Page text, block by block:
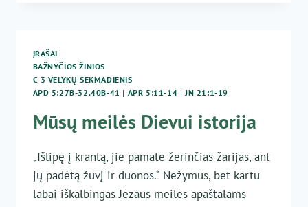
ĮRAŠAI
BAŽNYČIOS ŽINIOS
C 3 VELYKŲ SEKMADIENIS
APD 5:27B-32.40B-41 | APR 5:11-14 |JN 21:1-19
Mūsų meilės Dievui istorija
„Išlipę į krantą, jie pamatė žėrinčias žarijas, ant
jų padėtą žuvį ir duonos.“ Nežymus, bet kartu
labai iškalbingas Jėzaus meilės apaštalams